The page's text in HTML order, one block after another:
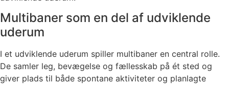
Multibaner som en del af udviklende
uderum
I et udviklende uderum spiller multibaner en central rolle.
De samler leg, bevægelse og fællesskab på ét sted og
giver plads til både spontane aktiviteter og planlagte